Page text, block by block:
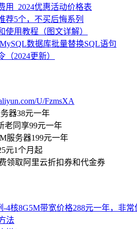
用_2024优惠活动价格表
荐5个，不买后悔系列
使用教程（图文详解）
数据库批量替换SQL语句
（2024更新）
U/FzmsXA
器38元一年
老同享99元一年
服务器199元一年
元1个月起
领取阿里云折扣券和代金券
4核8G5M带宽价格288元一年，非常
法